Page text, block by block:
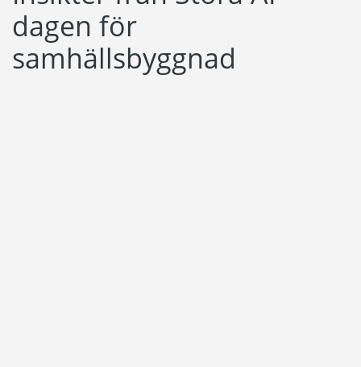
Suomi
United States
dagen för
samhällsbyggnad